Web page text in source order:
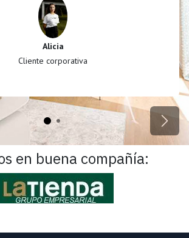
Alicia
Cliente corporativa
en buena compañía: